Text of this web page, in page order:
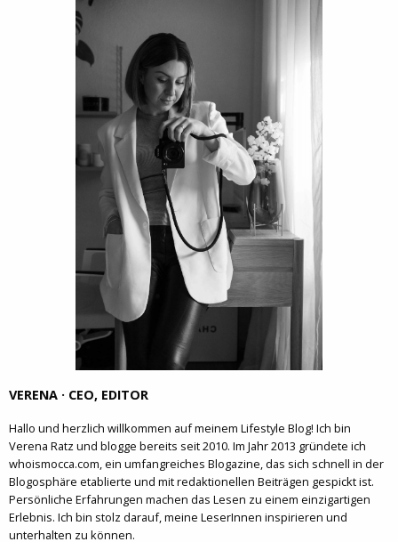
VERENA · CEO, EDITOR
Hallo und herzlich willkommen auf meinem Lifestyle Blog! Ich bin
Verena Ratz und blogge bereits seit 2010. Im Jahr 2013 gründete ich
whoismocca.com, ein umfangreiches Blogazine, das sich schnell in der
Blogosphäre etablierte und mit redaktionellen Beiträgen gespickt ist.
Persönliche Erfahrungen machen das Lesen zu einem einzigartigen
Erlebnis. Ich bin stolz darauf, meine LeserInnen inspirieren und
unterhalten zu können.